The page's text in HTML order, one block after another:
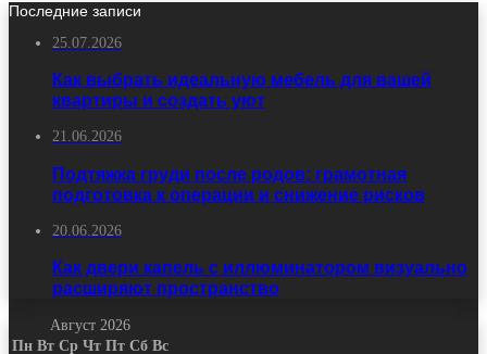
Последние записи
25.07.2026
Как выбрать идеальную мебель для вашей
квартиры и создать уют
21.06.2026
Подтяжка груди после родов: грамотная
подготовка к операции и снижение рисков
20.06.2026
Как двери капель с иллюминатором визуально
расширяют пространство
Август 2026
Пн Вт Ср Чт Пт Сб Вс